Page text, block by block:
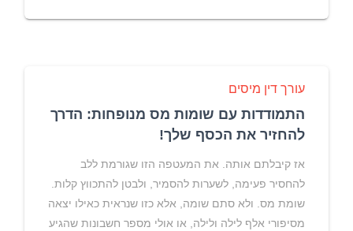
עורך דין מיסים
התמודדות עם שומות מס מנופחות: הדרך
להחזיר את הכסף שלך!
אז קיבלתם אותה. את המעטפה הזו שגורמת ללב
להחסיר פעימה, לשערות להסמיר, ולבטן להתכווץ קלות.
שומת מס. ולא סתם שומה, אלא כזו שנראית כאילו יצאה
מסיפורי אלף לילה ולילה, או אולי מספר חשבונות שהגיע